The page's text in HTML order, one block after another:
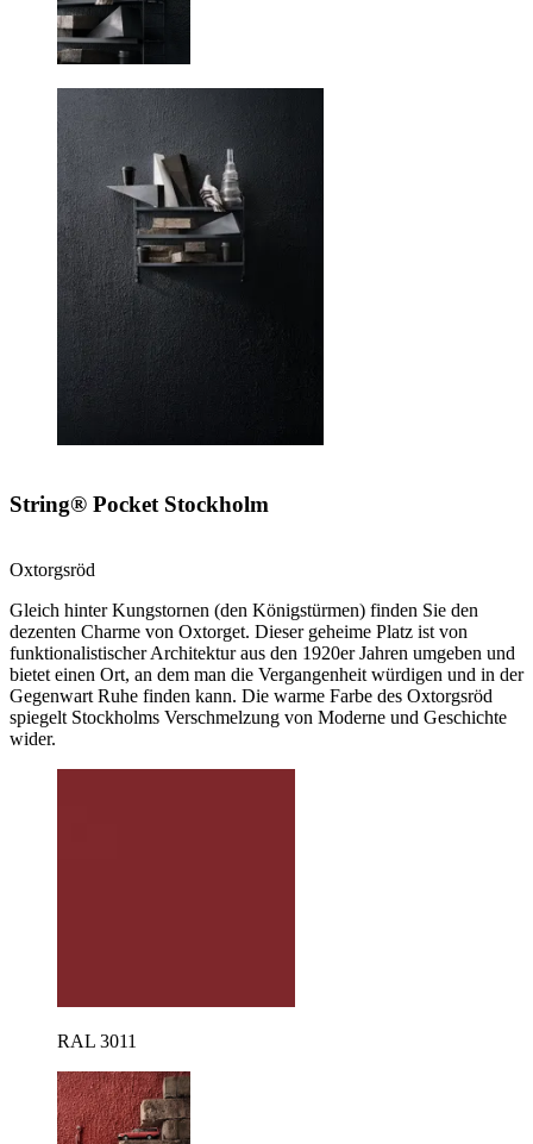
String® Pocket Stockholm
Oxtorgsröd
Gleich hinter Kungstornen (den Königstürmen) finden Sie den
dezenten Charme von Oxtorget. Dieser geheime Platz ist von
funktionalistischer Architektur aus den 1920er Jahren umgeben und
bietet einen Ort, an dem man die Vergangenheit würdigen und in der
Gegenwart Ruhe finden kann. Die warme Farbe des Oxtorgsröd
spiegelt Stockholms Verschmelzung von Moderne und Geschichte
wider.
RAL 3011